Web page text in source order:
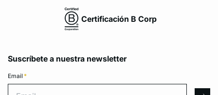
Certificación B Corp
Suscríbete a nuestra newsletter
Email *